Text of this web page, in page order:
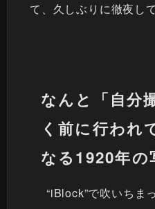
て、久しぶりに徹夜し
なんと「自分
く前に行われ
なる1920年の
“iBlock”で吹いちま